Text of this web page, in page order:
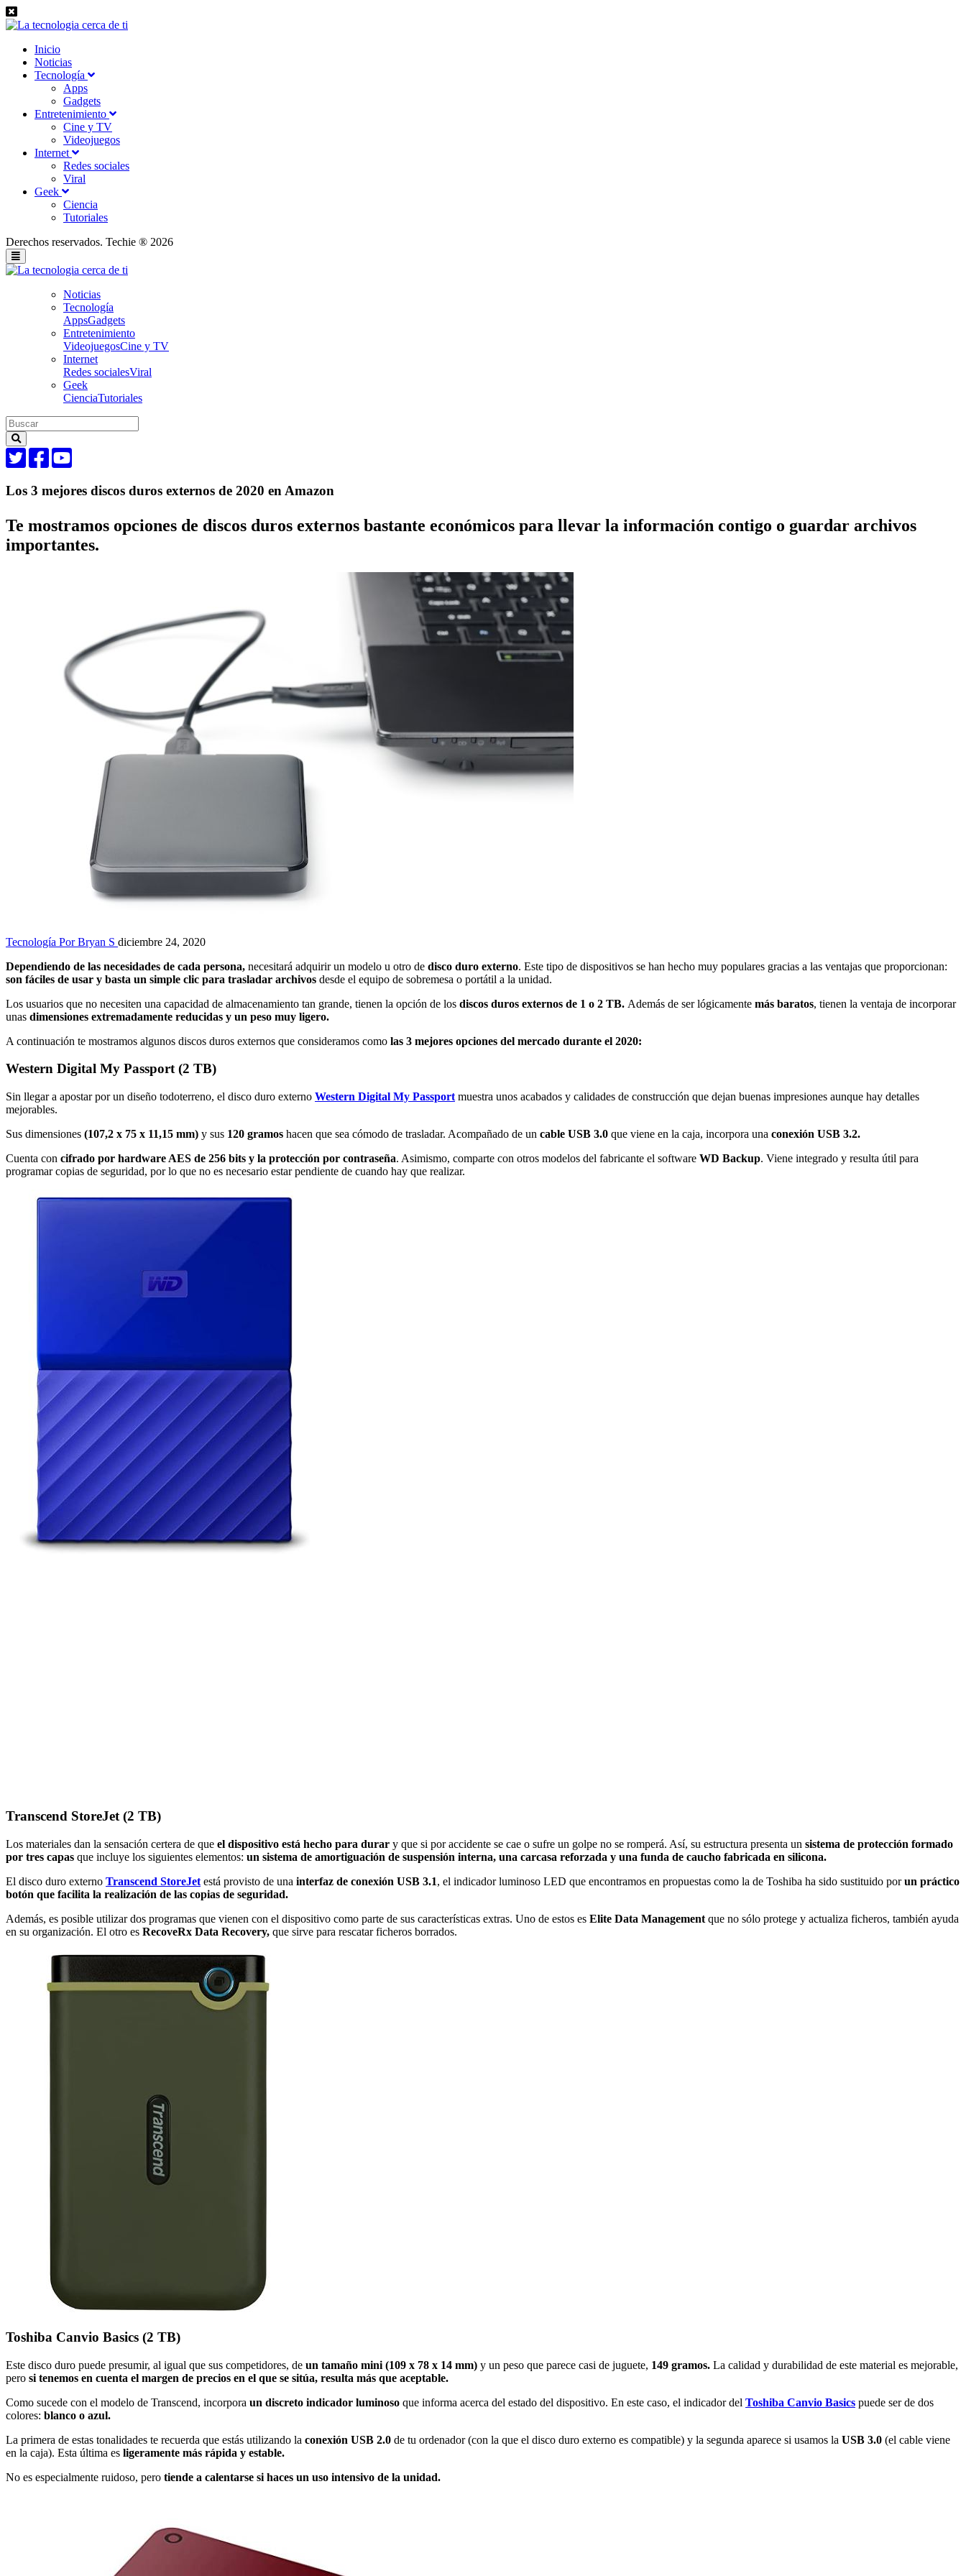
Inicio
Noticias
Tecnología
Apps
Gadgets
Entretenimiento
Cine y TV
Videojuegos
Internet
Redes sociales
Viral
Geek
Ciencia
Tutoriales
Derechos reservados. Techie ® 2026
Noticias
Tecnología
AppsGadgets
Entretenimiento
VideojuegosCine y TV
Internet
Redes socialesViral
Geek
CienciaTutoriales
Los 3 mejores discos duros externos de 2020 en Amazon
Te mostramos opciones de discos duros externos bastante económicos para llevar la información contigo o guardar archivos
importantes.
Tecnología Por Bryan S diciembre 24, 2020
Dependiendo de las necesidades de cada persona, necesitará adquirir un modelo u otro de disco duro externo. Este tipo de dispositivos se han hecho muy populares gracias a las ventajas que proporcionan:
son fáciles de usar y basta un simple clic para trasladar archivos desde el equipo de sobremesa o portátil a la unidad.
Los usuarios que no necesiten una capacidad de almacenamiento tan grande, tienen la opción de los discos duros externos de 1 o 2 TB. Además de ser lógicamente más baratos, tienen la ventaja de incorporar
unas dimensiones extremadamente reducidas y un peso muy ligero.
A continuación te mostramos algunos discos duros externos que consideramos como las 3 mejores opciones del mercado durante el 2020:
Western Digital My Passport (2 TB)
Sin llegar a apostar por un diseño todoterreno, el disco duro externo Western Digital My Passport muestra unos acabados y calidades de construcción que dejan buenas impresiones aunque hay detalles
mejorables.
Sus dimensiones (107,2 x 75 x 11,15 mm) y sus 120 gramos hacen que sea cómodo de trasladar. Acompañado de un cable USB 3.0 que viene en la caja, incorpora una conexión USB 3.2.
Cuenta con cifrado por hardware AES de 256 bits y la protección por contraseña. Asimismo, comparte con otros modelos del fabricante el software WD Backup. Viene integrado y resulta útil para
programar copias de seguridad, por lo que no es necesario estar pendiente de cuando hay que realizar.
Transcend StoreJet (2 TB)
Los materiales dan la sensación certera de que el dispositivo está hecho para durar y que si por accidente se cae o sufre un golpe no se romperá. Así, su estructura presenta un sistema de protección formado
por tres capas que incluye los siguientes elementos: un sistema de amortiguación de suspensión interna, una carcasa reforzada y una funda de caucho fabricada en silicona.
El disco duro externo Transcend StoreJet está provisto de una interfaz de conexión USB 3.1, el indicador luminoso LED que encontramos en propuestas como la de Toshiba ha sido sustituido porun práctico
botón que facilita la realización de las copias de seguridad.
Además, es posible utilizar dos programas que vienen con el dispositivo como parte de sus características extras. Uno de estos es Elite Data Management que no sólo protege y actualiza ficheros, también ayuda
en su organización. El otro es RecoveRx Data Recovery, que sirve para rescatar ficheros borrados.
Toshiba Canvio Basics (2 TB)
Este disco duro puede presumir, al igual que sus competidores, de un tamaño mini (109 x 78 x 14 mm) y un peso que parece casi de juguete, 149 gramos. La calidad y durabilidad de este material es mejorable,
pero si tenemos en cuenta el margen de precios en el que se sitúa, resulta más que aceptable.
Como sucede con el modelo de Transcend, incorpora un discreto indicador luminoso que informa acerca del estado del dispositivo. En este caso, el indicador del Toshiba Canvio Basics puede ser de dos
colores: blanco o azul.
La primera de estas tonalidades te recuerda que estás utilizando la conexión USB 2.0 de tu ordenador (con la que el disco duro externo es compatible) y la segunda aparece si usamos la USB 3.0 (el cable viene
en la caja). Esta última es ligeramente más rápida y estable.
No es especialmente ruidoso, pero tiende a calentarse si haces un uso intensivo de la unidad.